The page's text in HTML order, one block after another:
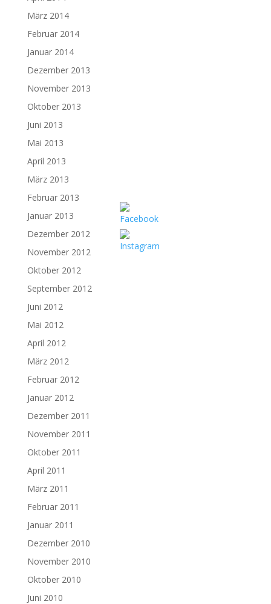
März 2014
Februar 2014
Januar 2014
Dezember 2013
November 2013
Oktober 2013
Juni 2013
Mai 2013
April 2013
März 2013
Februar 2013
Januar 2013
Dezember 2012
November 2012
Oktober 2012
September 2012
Juni 2012
Mai 2012
April 2012
März 2012
Februar 2012
Januar 2012
Dezember 2011
November 2011
Oktober 2011
April 2011
März 2011
Februar 2011
Januar 2011
Dezember 2010
November 2010
Oktober 2010
Juni 2010